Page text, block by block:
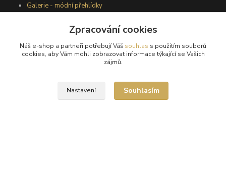
Galerie - módní přehlídky
Podmínky užití webového rozhraní
Obchodní podmínky
Zpracování cookies
Náš e-shop a partneři potřebují Váš souhlas s použitím souborů
cookies, aby Vám mohli zobrazovat informace týkající se Vašich
zájmů.
Nastavení Souhlasím